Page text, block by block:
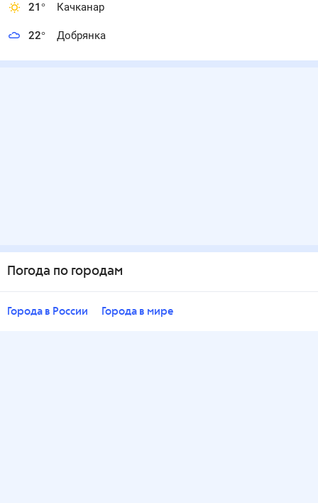
21° Качканар
22° Добрянка
Погода по городам
Города в России Города в мире